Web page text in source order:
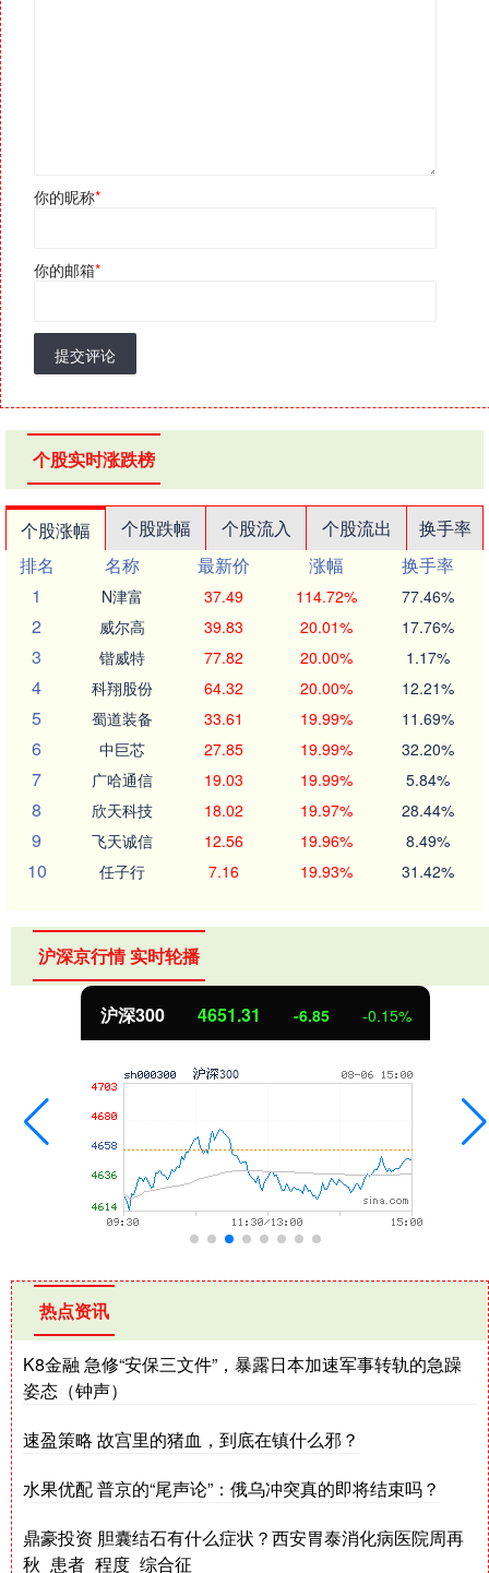
你的昵称*
你的邮箱*
提交评论
个股实时涨跌榜
个股涨幅 个股跌幅 个股流入 个股流出
换手率
排名
名称 最新价 涨幅
换手率
1
N津富 37.49 114.72% 77.46%
2 威尔高 39.83 20.01% 17.76%
3 锴威特 77.82 20.00% 1.17%
4 科翔股份 64.32 20.00% 12.21%
5 蜀道装备 33.61 19.99% 11.69%
6 中巨芯 27.85 19.99% 32.20%
7 广哈通信 19.03 19.99% 5.84%
8 欣天科技 18.02 19.97% 28.44%
9 飞天诚信 12.56 19.96% 8.49%
10 任子行 7.16 19.93% 31.42%
沪深京行情 实时轮播
沪深300 4651.31 -6.85 -0.15%
热点资讯
K8金融 急修“安保三文件”，暴露日本加速军事转轨的急躁
姿态（钟声）
速盈策略 故宫里的猪血，到底在镇什么邪？
水果优配 普京的“尾声论”：俄乌冲突真的即将结束吗？
鼎豪投资 胆囊结石有什么症状？西安胃泰消化病医院周再
秋_患者_程度_综合征